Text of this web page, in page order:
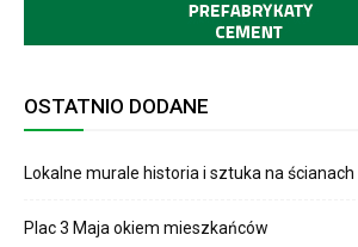
OSTATNIO DODANE
Lokalne murale historia i sztuka na ścianach
Plac 3 Maja okiem mieszkańców